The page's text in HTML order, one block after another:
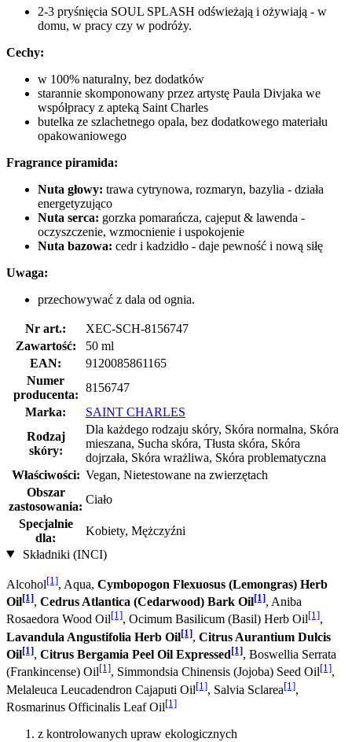
2-3 pryśnięcia SOUL SPLASH odświeżają i ożywiają - w
domu, w pracy czy w podróży.
Cechy:
w 100% naturalny, bez dodatków
starannie skomponowany przez artystę Paula Divjaka we
współpracy z apteką Saint Charles
butelka ze szlachetnego opala, bez dodatkowego materiału
opakowaniowego
Fragrance piramida:
Nuta głowy: trawa cytrynowa, rozmaryn, bazylia - działa
energetyzująco
Nuta serca: gorzka pomarańcza, cajeput & lawenda -
oczyszczenie, wzmocnienie i uspokojenie
Nuta bazowa: cedr i kadzidło - daje pewność i nową siłę
Uwaga:
przechowywać z dala od ognia.
Nr art.:
XEC-SCH-8156747
Zawartość:
50 ml
EAN:
9120085861165
Numer
producenta:
8156747
Marka:
SAINT CHARLES
Rodzaj
skóry:
Dla każdego rodzaju skóry, Skóra normalna, Skóra
mieszana, Sucha skóra, Tłusta skóra, Skóra
dojrzała, Skóra wrażliwa, Skóra problematyczna
Właściwości: Vegan, Nietestowane na zwierzętach
Obszar
zastosowania:
Ciało
Specjalnie
dla:
Kobiety, Mężczyźni
Składniki (INCI)
Alcohol[1], Aqua, Cymbopogon Flexuosus (Lemongras) Herb
Oil[1], Cedrus Atlantica (Cedarwood) Bark Oil[1], Aniba
Rosaedora Wood Oil[1], Ocimum Basilicum (Basil) Herb Oil[1],
Lavandula Angustifolia Herb Oil[1], Citrus Aurantium Dulcis
Oil[1], Citrus Bergamia Peel Oil Expressed[1], Boswellia Serrata
(Frankincense) Oil[1], Simmondsia Chinensis (Jojoba) Seed Oil[1],
Melaleuca Leucadendron Cajaputi Oil[1], Salvia Sclarea[1],
Rosmarinus Officinalis Leaf Oil[1]
z kontrolowanych upraw ekologicznych